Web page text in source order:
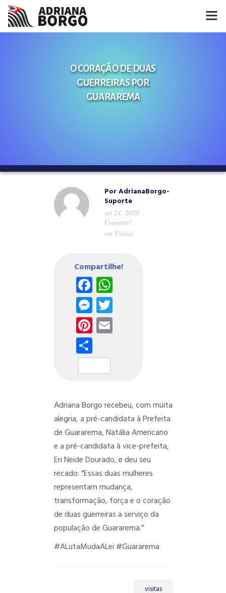
CONHEÇA A ADRIANA
O CORAÇÃO DE DUAS
GUERREIRAS POR
GUARAREMA
PorAdrianaBorgo-
Suporte
set 21, 2020
Comente!
em Visitas
Compartilhe!
Facebook
WhatsApp
Messenger
Twitter
Pinterest
Email
Share
Adriana Borgo recebeu, com muita
alegria, a pré-candidata à Prefeita
de Guararema, Natália Americano
e a pré-candidata à vice-prefeita,
Eri Neide Dourado, e deu seu
recado: “Essas duas mulheres
representam mudança,
transformação, força e o coração
de duas guerreiras a serviço da
população de Guararema.”
#ALutaMudaALei #Guararema
visitas